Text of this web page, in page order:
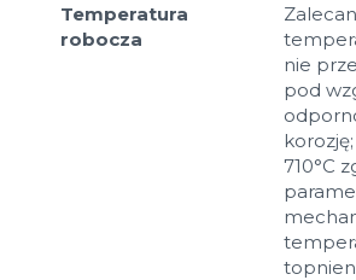
Temperatura
robocza
nie
pod
710°C